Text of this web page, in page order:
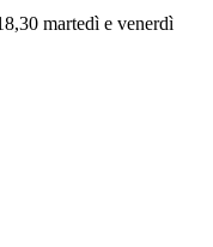
martedì e venerdì